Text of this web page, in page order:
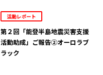
活動レポート
第２回「能登半島地震災害支援
活動助成」ご報告②オーロラブ
ラック